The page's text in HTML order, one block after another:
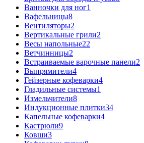
Ванночки для ног1
Вафельницы8
Вентиляторы2
Вертикальные грили2
Весы напольные22
Ветчинницы2
Встраиваемые варочные панели2
Выпрямители4
Гейзерные кофеварки4
Гладильные системы1
Измельчители8
Индукционные плитки34
Капельные кофеварки4
Кастрюли9
Ковши3